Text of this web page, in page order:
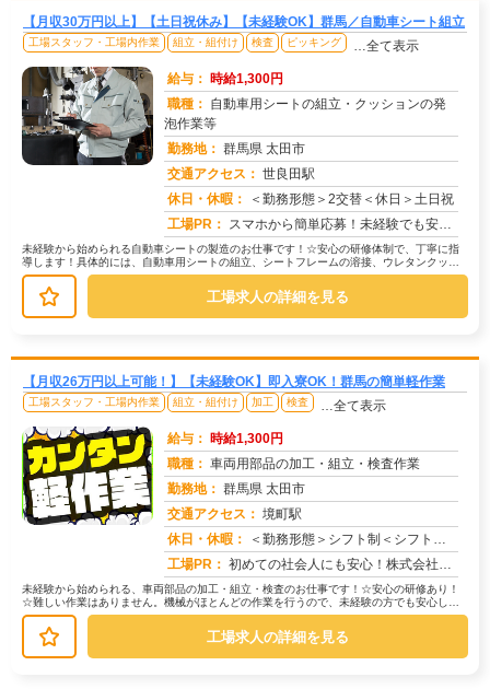
【月収30万円以上】【土日祝休み】【未経験OK】群馬／自動車シート組立
工場スタッフ・工場内作業 組立・組付け 検査 ピッキング …全て表示
給与： 時給1,300円
職種： 自動車用シートの組立・クッションの発
泡作業等
勤務地： 群馬県 太田市
交通アクセス： 世良田駅
休日・休暇：
＜勤務形態＞2交替＜休日＞土日祝
工場PR： スマホから簡単応募！未経験でも安心の京栄センター☆お金、住まい、履歴書…何もなくても大丈夫！→京栄センターが徹底サ...
未経験から始められる自動車シートの製造のお仕事です！☆安心の研修体制で、丁寧に指
導します！具体的には、自動車用シートの組立、シートフレームの溶接、ウレタンクッシ
ョンの発泡作業など。→機械操作や目...
工場求人の詳細を見る
【月収26万円以上可能！】【未経験OK】即入寮OK！群馬の簡単軽作業
工場スタッフ・工場内作業 組立・組付け 加工 検査 …全て表示
給与： 時給1,300円
職種： 車両用部品の加工・組立・検査作業
勤務地： 群馬県 太田市
交通アクセス： 境町駅
休日・休暇：
＜勤務形態＞シフト制＜シフト＞4勤2休・5勤2休＜休日＞工場カレンダーによる
工場PR： 初めての社会人にも安心！株式会社京栄センターで新しい一歩を踏み出してみませんか？☆家具付き寮完備！カバン一つでOK...
未経験から始められる、車両部品の加工・組立・検査のお仕事です！☆安心の研修あり！
☆難しい作業はありません。機械がほとんどの作業を行うので、未経験の方でも安心して
スタートできます。具体的には…→機...
工場求人の詳細を見る